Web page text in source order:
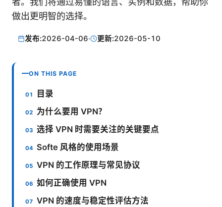
做出更明智的选择。
发布:2026-04-06· 更新:2026-05-10
ON THIS PAGE
目录
为什么要用 VPN？
选择 VPN 时需要关注的关键要点
Softe 风格的使用场景
VPN 的工作原理与常见协议
如何正确使用 VPN
VPN 的速度与稳定性评估方法